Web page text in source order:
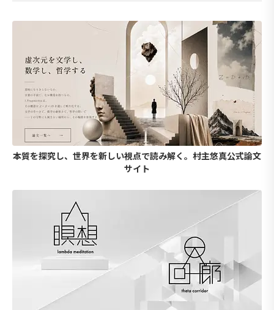
本質を探究し、世界を新しい視点で読み解く。村主悠真公式論文
サイト